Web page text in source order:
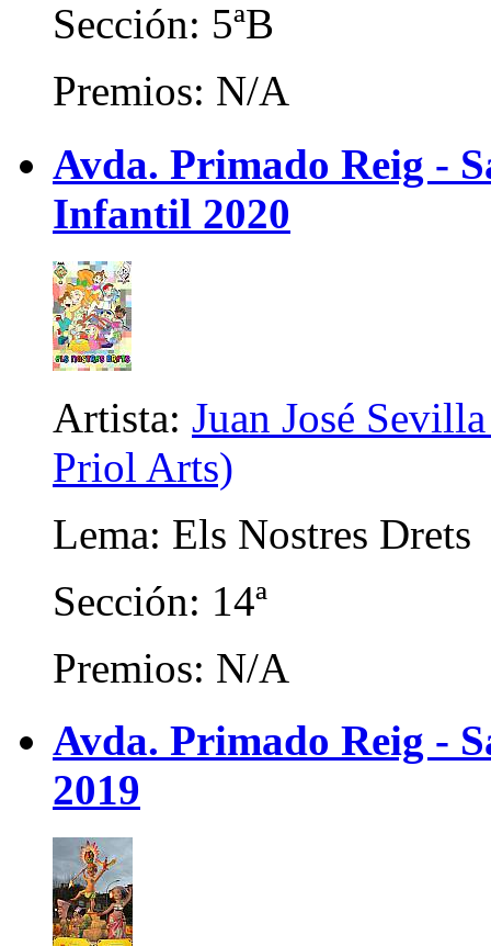
Sección: 5ªB
Premios: N/A
Avda. Primado Reig -
Infantil 2020
Artista: Juan José
Priol Arts)
Lema: Els Nostres Drets
Sección: 14ª
Premios: N/A
Avda. Primado Reig -
2019